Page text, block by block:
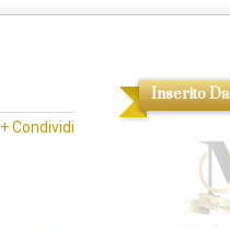
+ Condividi
Inserito Da